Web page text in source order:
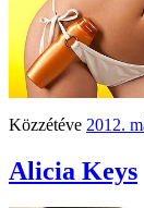
Közzétéve 2012.
Alicia Keys